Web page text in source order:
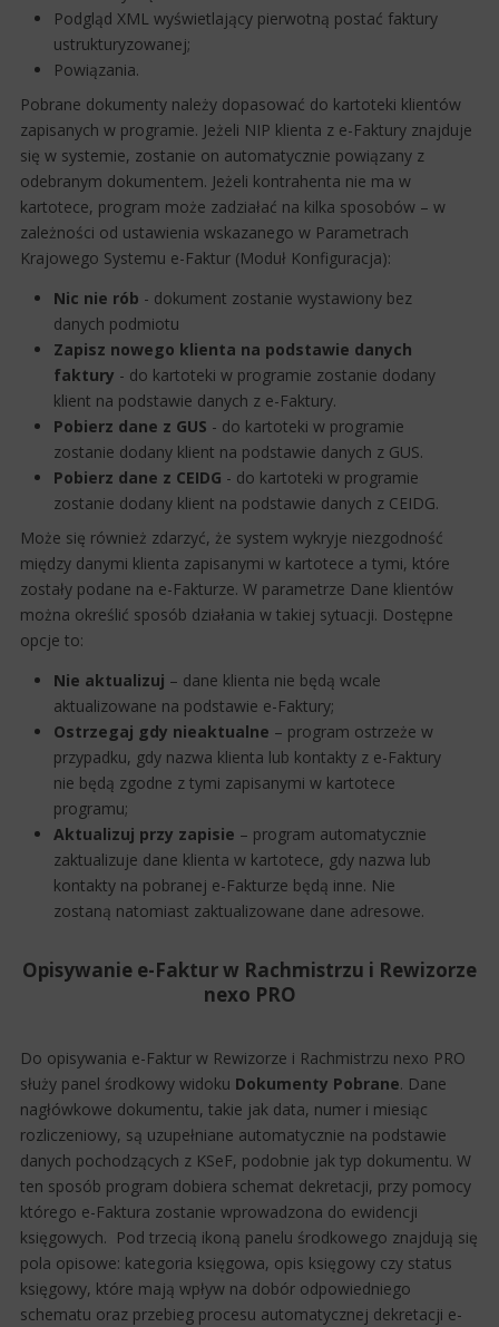
Podgląd XML wyświetlający pierwotną postać faktury
ustrukturyzowanej;
Powiązania.
Pobrane dokumenty należy dopasować do kartoteki klientów
zapisanych w programie. Jeżeli NIP klienta z e-Faktury znajduje
się w systemie, zostanie on automatycznie powiązany z
odebranym dokumentem. Jeżeli kontrahenta nie ma w
kartotece, program może zadziałać na kilka sposobów – w
zależności od ustawienia wskazanego w Parametrach
Krajowego Systemu e-Faktur (Moduł Konfiguracja):
Nic nie rób - dokument zostanie wystawiony bez
danych podmiotu
Zapisz nowego klienta na podstawie danych
faktury - do kartoteki w programie zostanie dodany
klient na podstawie danych z e-Faktury.
Pobierz dane z GUS - do kartoteki w programie
zostanie dodany klient na podstawie danych z GUS.
Pobierz dane z CEIDG - do kartoteki w programie
zostanie dodany klient na podstawie danych z CEIDG.
Może się również zdarzyć, że system wykryje niezgodność
między danymi klienta zapisanymi w kartotece a tymi, które
zostały podane na e-Fakturze. W parametrze Dane klientów
można określić sposób działania w takiej sytuacji. Dostępne
opcje to:
Nie aktualizuj – dane klienta nie będą wcale
aktualizowane na podstawie e-Faktury;
Ostrzegaj gdy nieaktualne – program ostrzeże w
przypadku, gdy nazwa klienta lub kontakty z e-Faktury
nie będą zgodne z tymi zapisanymi w kartotece
programu;
Aktualizuj przy zapisie – program automatycznie
zaktualizuje dane klienta w kartotece, gdy nazwa lub
kontakty na pobranej e-Fakturze będą inne. Nie
zostaną natomiast zaktualizowane dane adresowe.
Opisywanie e-Faktur w Rachmistrzu i Rewizorze
nexo PRO
Do opisywania e-Faktur w Rewizorze i Rachmistrzu nexo PRO
służy panel środkowy widoku Dokumenty Pobrane. Dane
nagłówkowe dokumentu, takie jak data, numer i miesiąc
rozliczeniowy, są uzupełniane automatycznie na podstawie
danych pochodzących z KSeF, podobnie jak typ dokumentu. W
ten sposób program dobiera schemat dekretacji, przy pomocy
którego e-Faktura zostanie wprowadzona do ewidencji
księgowych. Pod trzecią ikoną panelu środkowego znajdują się
pola opisowe: kategoria księgowa, opis księgowy czy status
księgowy, które mają wpływ na dobór odpowiedniego
schematu oraz przebieg procesu automatycznej dekretacji e-